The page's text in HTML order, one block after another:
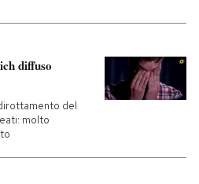
diffuso
del
molto